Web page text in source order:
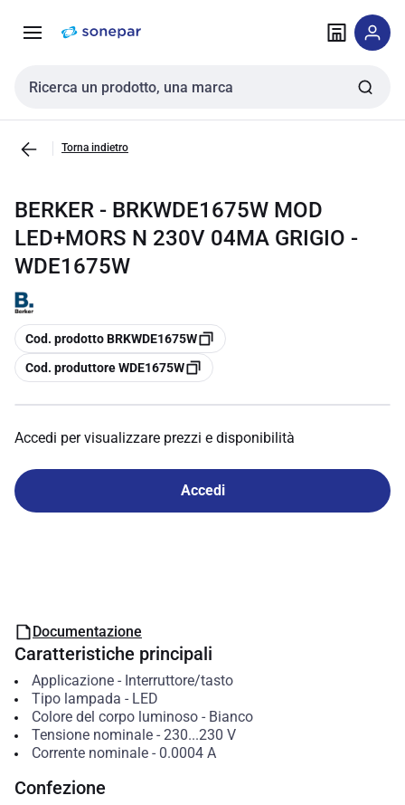
navigazione alla
Cerca input
Torna indietro
BERKER - BRKWDE1675W MOD
LED+MORS N 230V 04MA GRIGIO -
WDE1675W
copia
Cod. prodotto BRKWDE1675W
copia
Cod. produttore WDE1675W
Accedi per visualizzare prezzi e disponibilità
Accedi
Documentazione
Caratteristiche principali
Applicazione- Interruttore/tasto
Tipo lampada - LED
Colore del corpo luminoso- Bianco
Tensione nominale- 230...230 V
Corrente nominale- 0.0004 A
Confezione